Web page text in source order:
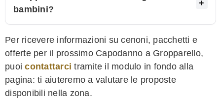
bambini?
Per ricevere informazioni su cenoni, pacchetti e
offerte per il prossimo Capodanno a Gropparello,
puoicontattarci tramite il modulo in fondo alla
pagina: ti aiuteremo a valutare le proposte
disponibili nella zona.